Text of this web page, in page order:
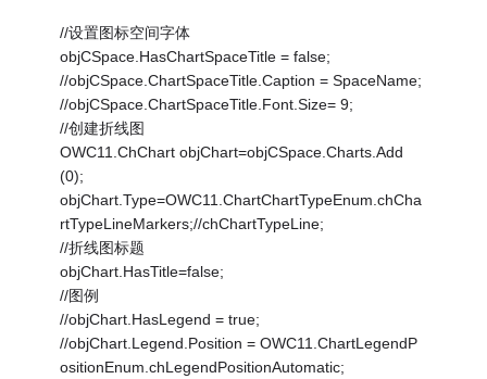
//设置图标空间字体
objCSpace.HasChartSpaceTitle = false;
//objCSpace.ChartSpaceTitle.Caption = SpaceName;
//objCSpace.ChartSpaceTitle.Font.Size= 9;
//创建折线图
OWC11.ChChart objChart=objCSpace.Charts.Add
(0);
objChart.Type=OWC11.ChartChartTypeEnum.chCha
rtTypeLineMarkers;//chChartTypeLine;
//折线图标题
objChart.HasTitle=false;
//图例
//objChart.HasLegend = true;
//objChart.Legend.Position = OWC11.ChartLegendP
ositionEnum.chLegendPositionAutomatic;